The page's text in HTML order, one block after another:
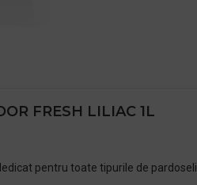
FRESH LILIAC 1L
pentru toate tipurile de pardoseli.